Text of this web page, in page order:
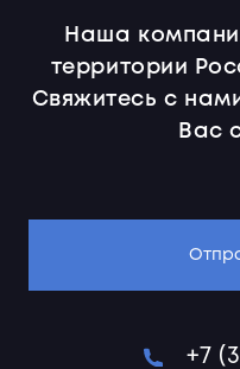
Наша
территории
Свяжитесь с
Вас
+7